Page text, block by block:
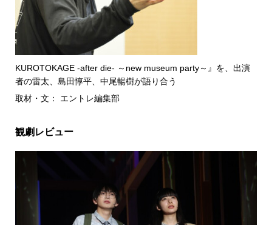
KUROTOKAGE -after die- ～new museum party～』を、出演
者の雷太、島田惇平、中尾暢樹が語り合う
取材・文： エントレ編集部
観劇レビュー